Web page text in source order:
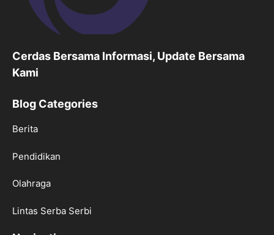
Cerdas Bersama Informasi, Update Bersama
Kami
Blog Categories
Berita
Pendidikan
Olahraga
Lintas Serba Serbi